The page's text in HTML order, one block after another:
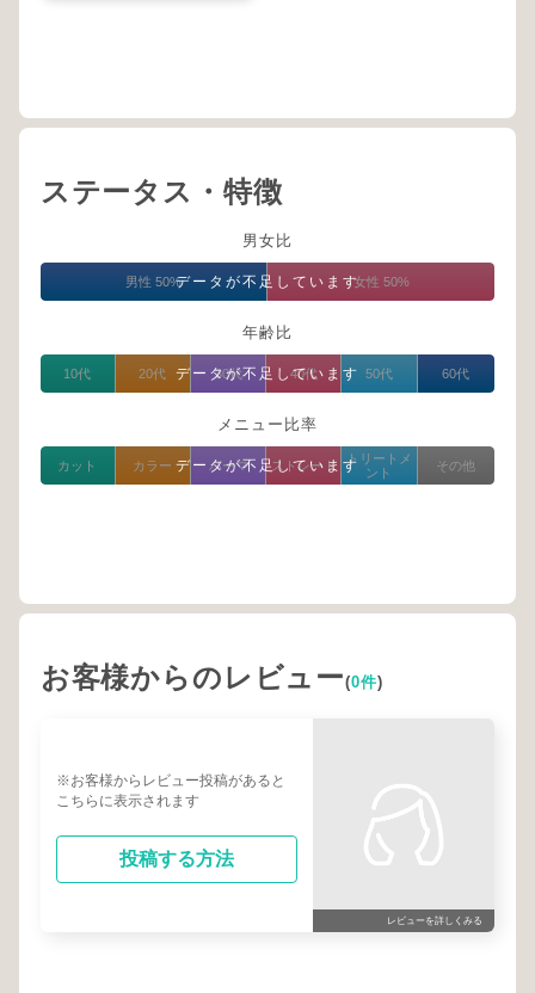
ステータス・特徴
男女比
データが不足しています
男性 50% 女性 50%
年齢比
データが不足しています
10代 20代 30代 40代 50代 60代
メニュー比率
データが不足しています
カット カラー パーマ ストレート
トリートメ
ント
その他
お客様からのレビュー(0件)
※お客様からレビュー投稿があると
こちらに表示されます
投稿する方法
レビューを詳しくみる